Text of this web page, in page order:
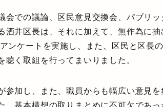
での議論、区民意見交換会、パブリッ
酒井区長は、それに加えて、無作為に抽
ンケートを実施し、また、区民と区長の
く取組を行ってまいりました。
加し、また、職員からも幅広い意見を
基本構想の取りまとめに不可欠であっ